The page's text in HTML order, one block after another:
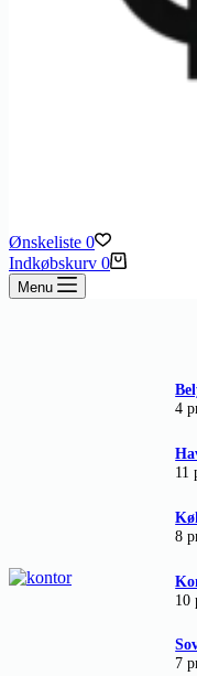
Ønskeliste 0
Indkøbskurv 0
Menu
4
11
8
10
7